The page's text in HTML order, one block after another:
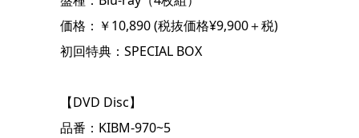
価格：￥10,890 (税抜価格¥9,900＋税)
初回特典：SPECIAL BOX
【DVD Disc】
品番：KIBM-970~5